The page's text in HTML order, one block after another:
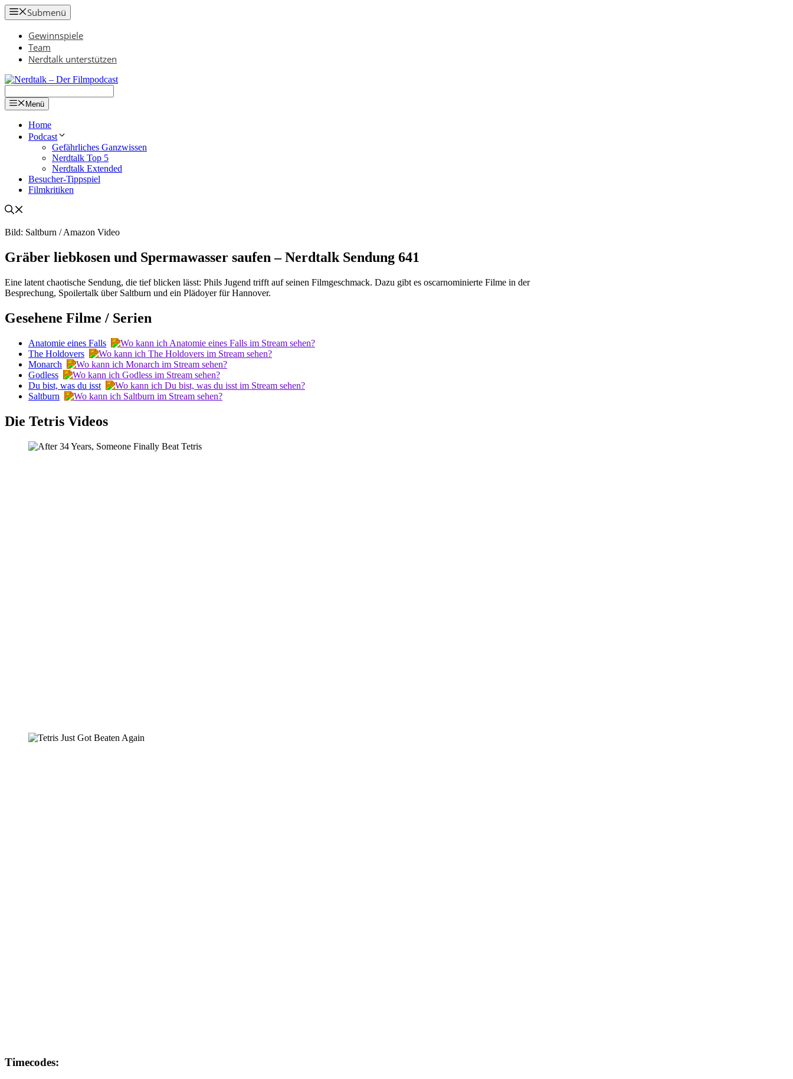
Zum
Inhalt
springen
Submenü
Gewinnspiele
Team
Nerdtalk unterstützen
Menü
Home
Podcast
Gefährliches Ganzwissen
Nerdtalk Top 5
Nerdtalk Extended
Besucher-Tippspiel
Filmkritiken
Bild: Saltburn / Amazon Video
Gräber liebkosen und Spermawasser saufen – Nerdtalk Sendung 641
Eine latent chaotische Sendung, die tief blicken lässt: Phils Jugend trifft auf seinen Filmgeschmack. Dazu gibt es oscarnominierte Filme in der
Besprechung, Spoilertalk über Saltburn und ein Plädoyer für Hannover.
Gesehene Filme / Serien
Anatomie eines Falls
The Holdovers
Monarch
Godless
Du bist, was du isst
Saltburn
Die Tetris Videos
Timecodes: